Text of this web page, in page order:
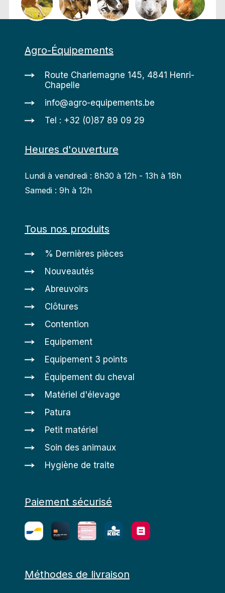
Agro-Équipements
Route Charlemagne 145, 4841 Henri-
Chapelle
info@agro-equipements.be
Tel : +32 (0)87 89 09 29
Heures d'ouverture
Lundi à vendredi : 8h30 à 12h - 13h à 18h
Samedi : 9h à 12h
Tous nos produits
% Dernières pièces
Nouveautés
Abreuvoirs
Clôtures
Contention
Equipement
Equipement 3 points
Équipement du cheval
Matériel d'élevage
Patura
Petit matériel
Soin des animaux
Hygiène de traite
Paiement sécurisé
Méthodes de livraison